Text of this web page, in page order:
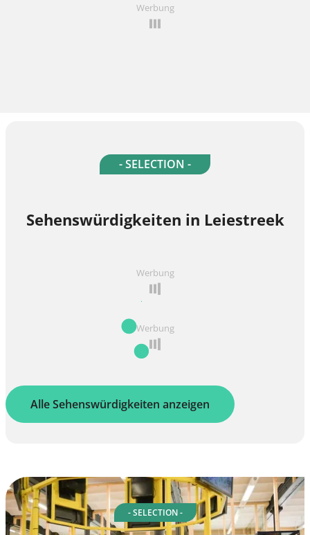
Werbung
- SELECTION -
Sehenswürdigkeiten in Leiestreek
Werbung
Werbung
Alle Sehenswürdigkeiten anzeigen
- SELECTION -